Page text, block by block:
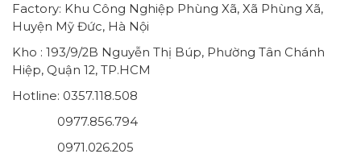
Factory: Khu Công Nghiệp Phùng Xã, Xã Phùng Xã,
Huyện Mỹ Đức, Hà Nội
Kho : 193/9/2B Nguyễn Thị Búp, Phường Tân Chánh
Hiệp, Quận 12, TP.HCM
Hotline: 0357.118.508
0977.856.794
0971.026.205